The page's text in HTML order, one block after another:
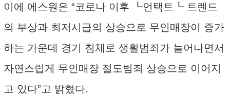
이에 에스원은 “코로나 이후 ┖언택트┖ 트렌드
의 부상과 최저시급의 상승으로 무인매장이 증가
하는 가운데 경기 침체로 생활범죄가 늘어나면서
자연스럽게 무인매장 절도범죄 상승으로 이어지
고 있다”고 밝혔다.